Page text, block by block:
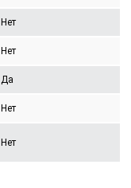
Нет
Нет
Да
Нет
Нет